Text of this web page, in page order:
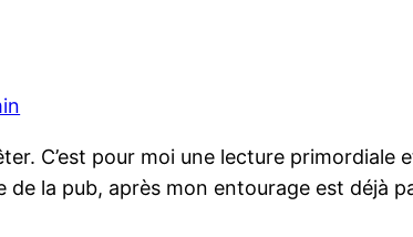
C’est pour moi une lecture
la pub, après mon entourage est déjà